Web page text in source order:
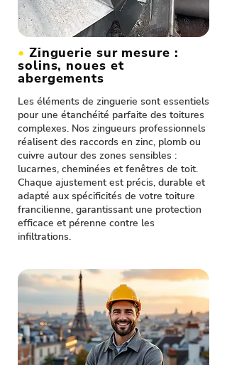
• Zinguerie sur mesure :
solins, noues et
abergements
Les éléments de zinguerie sont essentiels
pour une étanchéité parfaite des toitures
complexes. Nos zingueurs professionnels
réalisent des raccords en zinc, plomb ou
cuivre autour des zones sensibles :
lucarnes, cheminées et fenêtres de toit.
Chaque ajustement est précis, durable et
adapté aux spécificités de votre toiture
francilienne, garantissant une protection
efficace et pérenne contre les
infiltrations.